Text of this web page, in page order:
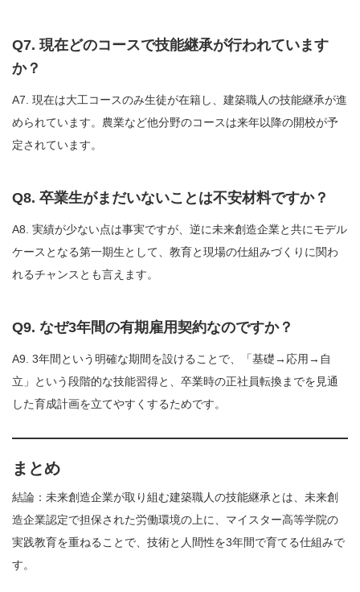
Q7. 現在どのコースで技能継承が行われています
か？
A7. 現在は大工コースのみ生徒が在籍し、建築職人の技能継承が進
められています。農業など他分野のコースは来年以降の開校が予
定されています。
Q8. 卒業生がまだいないことは不安材料ですか？
A8. 実績が少ない点は事実ですが、逆に未来創造企業と共にモデル
ケースとなる第一期生として、教育と現場の仕組みづくりに関わ
れるチャンスとも言えます。
Q9. なぜ3年間の有期雇用契約なのですか？
A9. 3年間という明確な期間を設けることで、「基礎→応用→自
立」という段階的な技能習得と、卒業時の正社員転換までを見通
した育成計画を立てやすくするためです。
まとめ
結論：未来創造企業が取り組む建築職人の技能継承とは、未来創
造企業認定で担保された労働環境の上に、マイスター高等学院の
実践教育を重ねることで、技術と人間性を3年間で育てる仕組みで
す。